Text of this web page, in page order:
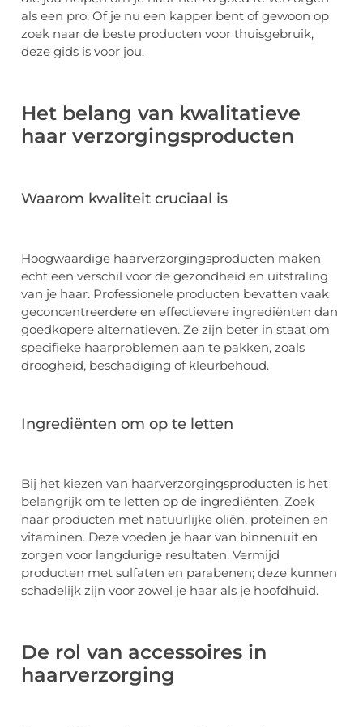
als een pro. Of je nu een kapper bent of gewoon op
zoek naar de beste producten voor thuisgebruik,
deze gids is voor jou.
Het belang van kwalitatieve
haar verzorgingsproducten
Waarom kwaliteit cruciaal is
Hoogwaardige haarverzorgingsproducten maken
echt een verschil voor de gezondheid en uitstraling
van je haar. Professionele producten bevatten vaak
geconcentreerdere en effectievere ingrediënten dan
goedkopere alternatieven. Ze zijn beter in staat om
specifieke haarproblemen aan te pakken, zoals
droogheid, beschadiging of kleurbehoud.
Ingrediënten om op te letten
Bij het kiezen van haarverzorgingsproducten is het
belangrijk om te letten op de ingrediënten. Zoek
naar producten met natuurlijke oliën, proteïnen en
vitaminen. Deze voeden je haar van binnenuit en
zorgen voor langdurige resultaten. Vermijd
producten met sulfaten en parabenen; deze kunnen
schadelijk zijn voor zowel je haar als je hoofdhuid.
De rol van accessoires in
haarverzorging